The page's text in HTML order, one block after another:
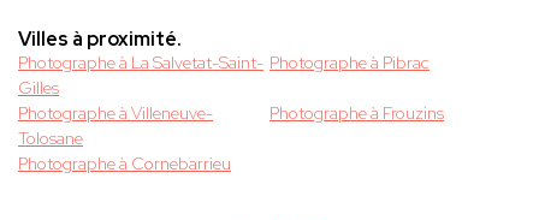
Villes à proximité.
Photographe à La Salvetat-Saint-
Gilles
Photographe à Pibrac
Photographe à Villeneuve-
Tolosane
Photographe à Frouzins
Photographe à Cornebarrieu